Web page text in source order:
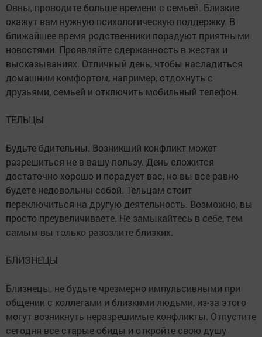
Овны, проводите больше времени с семьей. Близкие
окажут вам нужную психологическую поддержку. В
ближайшее время родственники порадуют приятными
новостями. Проявляйте сдержанность в жестах и
высказываниях. Отличный день, чтобы насладиться
домашним комфортом, например, отдохнуть с
друзьями, семьей и отключить мобильный телефон.
ТЕЛЬЦЫ
Будьте бдительны. Возникший конфликт может
разрешиться не в вашу пользу. День сложится
достаточно хорошо и порадует вас, но вы все равно
будете недовольны собой. Тельцам стоит
переключиться на другую деятельность. Возможно, вы
просто преувеличиваете. Не замыкайтесь в себе, тем
самым вы только разозлите близких.
БЛИЗНЕЦЫ
Близнецы, не будьте чрезмерно импульсивными при
общении с коллегами и близкими людьми, из-за этого
могут возникнуть неразрешимые конфликты. Отпустите
сегодня все старые обиды и откройте свою душу